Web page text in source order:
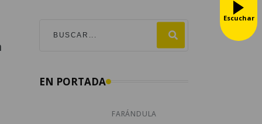
EN PORTADA
FARÁNDULA
Escuchar